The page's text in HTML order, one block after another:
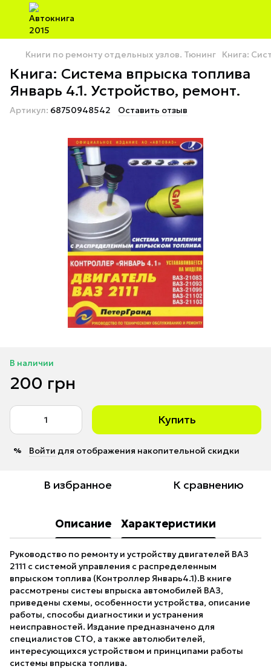
Книги по ремонту отдельных узлов. Тюнинг Книга:
Книга: Система впрыска топлива
Январь 4.1. Устройство, ремонт.
Артикул: 68750948542 Оставить отзыв
В наличии
200 грн
Купить
% Войти для отображения накопительной скидки
В избранное К сравнению
Описание Характеристики
Руководство по ремонту и устройству двигателей ВАЗ
2111 с системой управления с распределенным
впрыском топлива (Контроллер Январь4.1).В книге
рассмотрены систеы впрыска автомобилей ВАЗ,
приведены схемы, особенности устройства, описание
работы, способы диагностики и устранения
неисправностей. Издание предназначено для
специалистов СТО, а также автолюбителей,
интересующихся устройством и принципами работы
системы впрыска топлива.